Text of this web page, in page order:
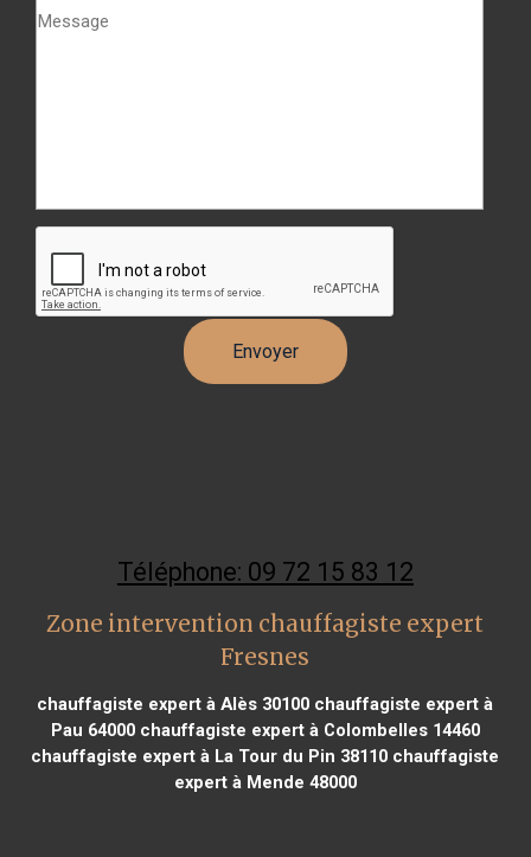
Téléphone: 09 72 15 83 12
Zone intervention chauffagiste expert
Fresnes
chauffagiste expert à Alès 30100 chauffagiste expert à
Pau 64000chauffagiste expert à Colombelles 14460
chauffagiste expert à La Tour du Pin 38110 chauffagiste
expert à Mende 48000